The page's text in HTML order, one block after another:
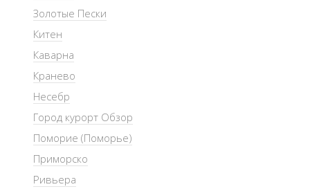
Золотые Пески
Китен
Каварна
Кранево
Несебр
Город курорт Обзор
Поморие (Поморье)
Приморско
Ривьера